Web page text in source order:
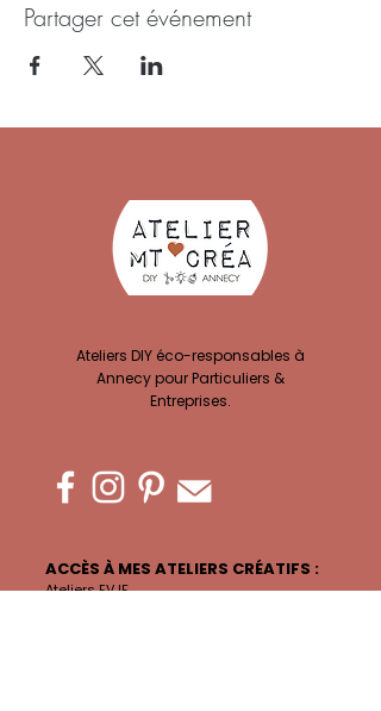
Partager cet événement
Ateliers DIY éco-responsables à
Annecy pour Particuliers &
Entreprises.
ACCÈS À MES ATELIERS CRÉATIFS :
Ateliers EVJF